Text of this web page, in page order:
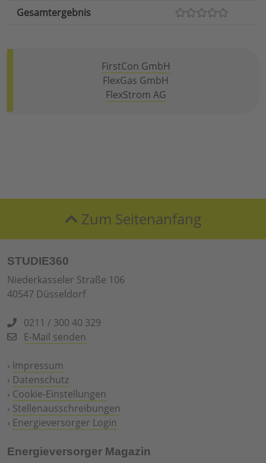
Gesamtergebnis
FirstCon GmbH
FlexGas GmbH
FlexStrom AG
Zum Seitenanfang
STUDIE360
Niederkasseler Straße 106
40547 Düsseldorf
0211 / 300 40 329
E-Mail senden
› Impressum
› Datenschutz
› Cookie-Einstellungen
› Stellenausschreibungen
› Energieversorger Login
Energieversorger Magazin